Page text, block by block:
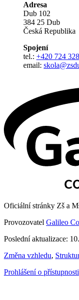
Adresa
Dub 102
384 25 Dub
Česká Republika
Spojení
tel.: +420 724
email:
Oficiální stránky Zš a
Provozovatel Galileo
Poslední aktualizace:
Změna vzhledu,
Prohlášení o přístupnosti